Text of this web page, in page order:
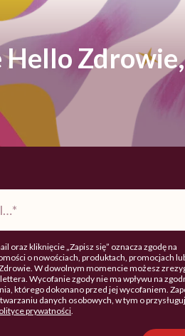
Hello Zdrowie,
oraz kliknięcie „Zapisz się” oznacza zgodę na
o nowościach, produktach, promocjach
W dowolnym momencie możesz
Wycofanie zgody nie ma wpływu na
którego dokonano przed jej wycofaniem.
danych osobowych, w tym o
prywatności